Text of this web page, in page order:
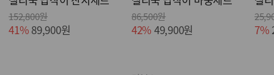
152,800원
41% 89,900원
86,500원
42% 49,900원 7%